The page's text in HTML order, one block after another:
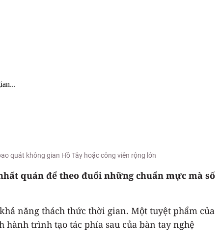
quát không gian Hồ Tây hoặc công viên rộng lớn
quán để theo đuổi những chuẩn mực mà số
năng thách thức thời gian. Một tuyệt phẩm của
trình tạo tác phía sau của bàn tay nghệ